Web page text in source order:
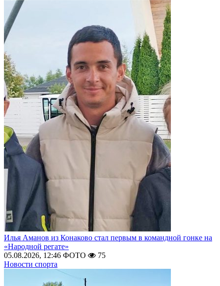
Илья Аманов из Конаково стал первым в командной гонке на
«Народной регате»
05.08.2026, 12:46 ФОТО
75
Новости спорта